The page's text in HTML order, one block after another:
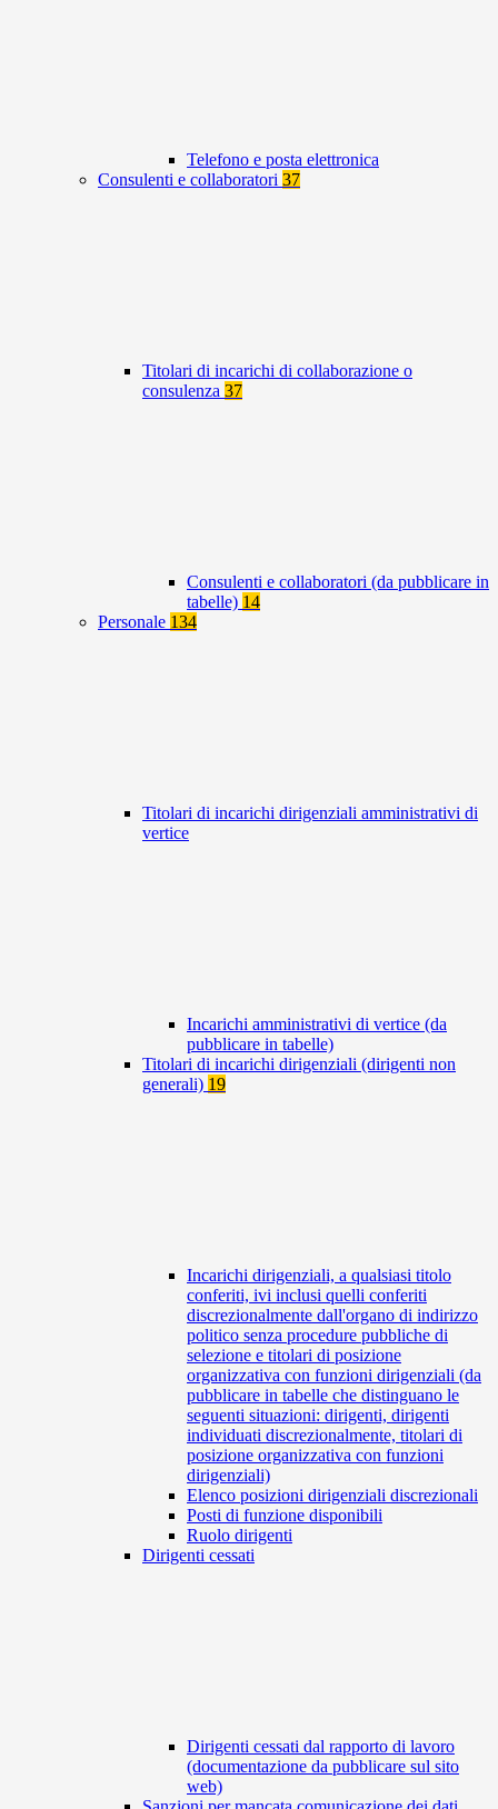
Telefono e posta elettronica
Consulenti e collaboratori 37
Titolari di incarichi di collaborazione o
consulenza 37
Consulenti e collaboratori (da pubblicare in
tabelle) 14
Personale 134
Titolari di incarichi dirigenziali amministrativi di
vertice
Incarichi amministrativi di vertice (da
pubblicare in tabelle)
Titolari di incarichi dirigenziali (dirigenti non
generali) 19
Incarichi dirigenziali, a qualsiasi titolo
conferiti, ivi inclusi quelli conferiti
discrezionalmente dall'organo di indirizzo
politico senza procedure pubbliche di
selezione e titolari di posizione
organizzativa con funzioni dirigenziali (da
pubblicare in tabelle che distinguano le
seguenti situazioni: dirigenti, dirigenti
individuati discrezionalmente, titolari di
posizione organizzativa con funzioni
dirigenziali)
Elenco posizioni dirigenziali discrezionali
Posti di funzione disponibili
Ruolo dirigenti
Dirigenti cessati
Dirigenti cessati dal rapporto di lavoro
(documentazione da pubblicare sul sito
web)